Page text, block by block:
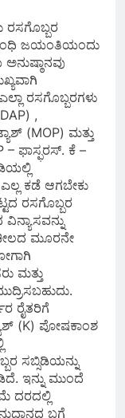
ಜಯಂತಿಯಂದು
ರಸಗೊಬ್ಬರಗಳು
,
(MOP) ಮತ್ತು
ಫಾಸ್ಫರಸ್. ಕೆ –
ಕಡೆ‌ ಆಗಬೇಕು
ರಸಗೊಬ್ಬರ
ಮೂರನೇ
ಮತ್ತು
ರೈತರಿಗೆ
(K) ಪೋಷಕಾಂಶ
ಸಬ್ಸಿಡಿಯನ್ನು
ಇನ್ನು ಮುಂದೆ
ದರದಲ್ಲಿ
ಬಗ್ಗೆ